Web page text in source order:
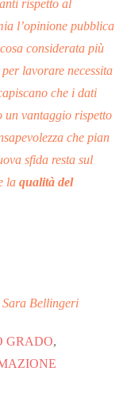
rispetto al
l’opinione pubblica
considerata più
lavorare necessita
che i dati
un vantaggio rispetto
che pian
sfida resta sul
la qualità del
GRADO,